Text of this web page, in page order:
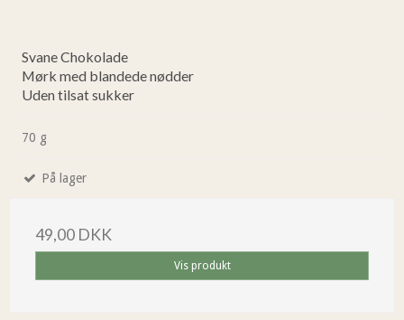
Svane Chokolade
Mørk med blandede nødder
Uden tilsat sukker
70 g
På lager
49,00 DKK
Vis produkt